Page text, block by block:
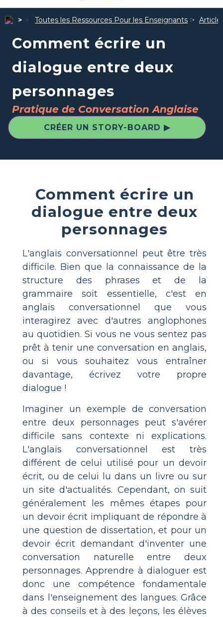
Toutes les Ressources Pour les Enseignants
Comment écrire un
dialogue entre deux
personnages
Pratique de Conversation Anglaise
CRÉER UN STORY-BOARD ▶
Comment écrire un
dialogue entre deux
personnages
L'anglais conversationnel peut être très
difficile. Bien que la connaissance de la
structure des phrases et de la
grammaire soit essentielle, c'est en
anglais conversationnel que vous
interagirez avec d'autres anglophones
au quotidien. Si vous ne vous sentez pas
prêt à tenir une conversation en anglais,
ou si vous souhaitez vous entraîner
davantage, écrivez votre propre
dialogue !
Imaginer un exemple de conversation
entre deux personnages peut s'avérer
difficile sans contexte ni explications.
L'anglais conversationnel est très
différent de celui utilisé pour un devoir
écrit, ou de celui lu dans un livre ou sur
un site d'actualités. Cependant, on suit
généralement les mêmes étapes pour
un devoir écrit impliquant de répondre à
une question de dissertation, et pour un
devoir écrit demandant d'inventer une
conversation naturelle entre deux
personnages. Apprendre à dialoguer est
donc une compétence fondamentale
dans l'enseignement des langues. Grâce
à des conseils et à des leçons, les élèves